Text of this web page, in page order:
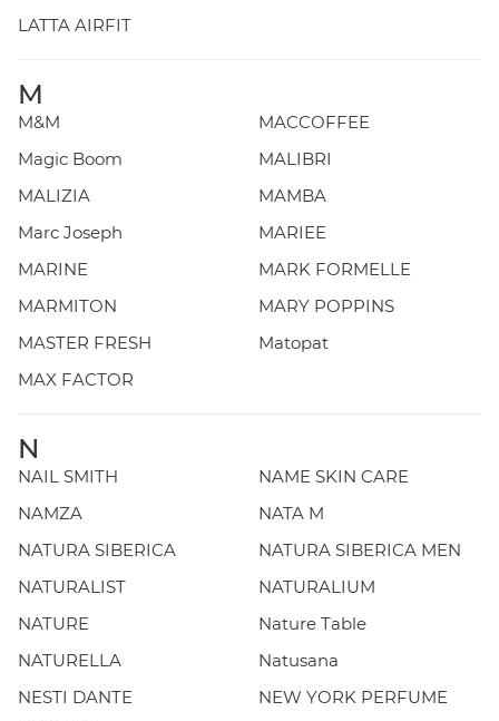
LATTA AIRFIT
M
M&M
MACCOFFEE
Magic Boom
MALIBRI
MALIZIA
MAMBA
Marc Joseph
MARIEE
MARINE
MARK FORMELLE
MARMITON
MARY POPPINS
MASTER FRESH
Matopat
MAX FACTOR
N
NAIL SMITH
NAME SKIN CARE
NAMZA
NATA M
NATURA SIBERICA
NATURA SIBERICA MEN
NATURALIST
NATURALIUM
NATURE
Nature Table
NATURELLA
Natusana
NESTI DANTE
NEW YORK PERFUME